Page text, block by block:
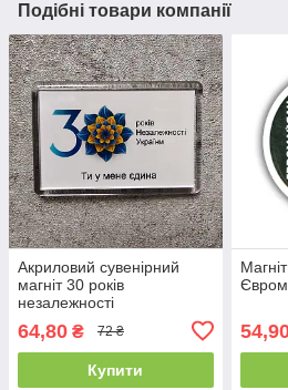
Подібні товари компанії
Акриловий сувенірний
магніт 30 років
незалежності
64,80 ₴ 72 ₴
Купити